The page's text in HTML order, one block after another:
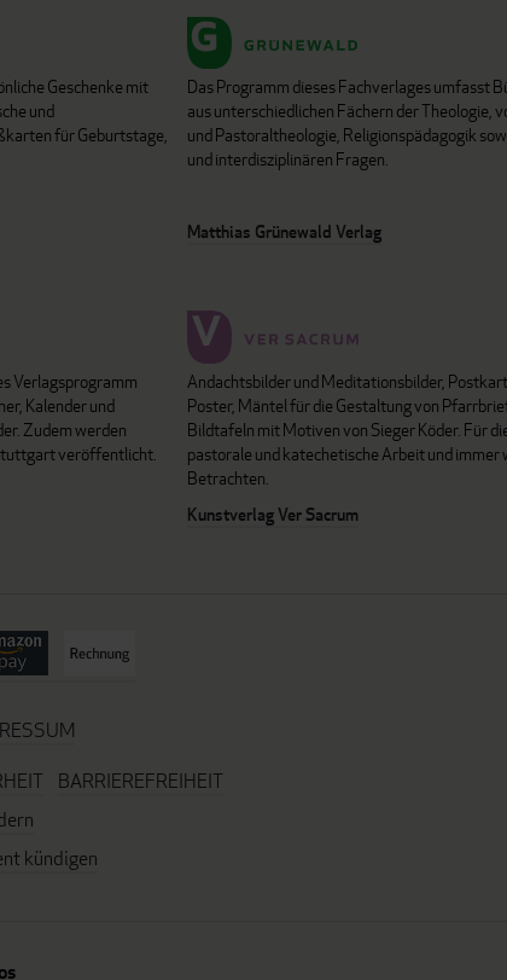
Geschenke mit
und
für Geburtstage,
Das Programm dieses Fachverlages umfasst
aus unterschiedlichen Fächern der Theologie,
und Pastoraltheologie, Religionspädagogik
und interdisziplinären Fragen.
Matthias Grünewald Verlag
Verlagsprogramm
Kalender und
Zudem werden
veröffentlicht.
Andachtsbilder und Meditationsbilder,
Poster, Mäntel für die Gestaltung von
Bildtafeln mit Motiven von Sieger Köder. Für
pastorale und katechetische Arbeit und immer
Betrachten.
Kunstverlag Ver Sacrum
BARRIEREFREIHEIT
kündigen